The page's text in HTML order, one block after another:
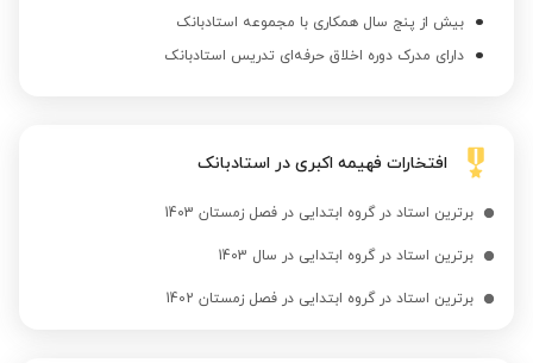
بیش از پنج سال همکاری با مجموعه استادبانک
دارای مدرک دوره اخلاق حرفه‌ای تدریس استادبانک
افتخارات فهیمه اکبری در استادبانک
برترین استاد در گروه ابتدایی در فصل زمستان 1403
برترین استاد در گروه ابتدایی در سال 1403
برترین استاد در گروه ابتدایی در فصل زمستان 1402